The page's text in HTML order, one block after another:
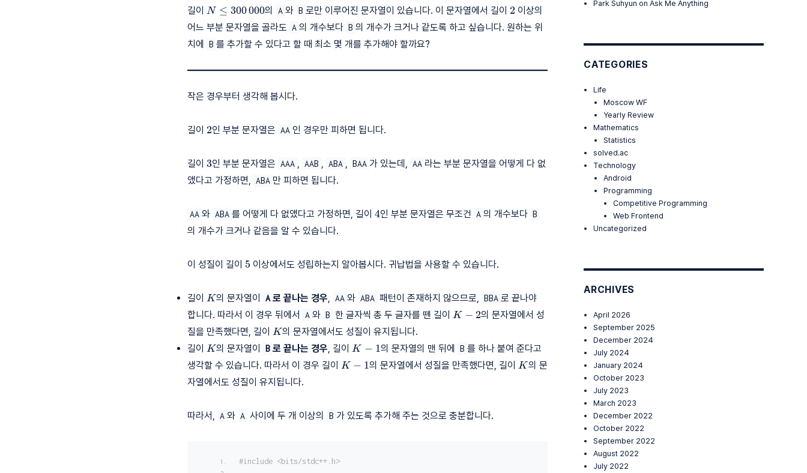
길이
N \le
300\,000
N ≤ 300000의 A 와 B 로만 이루어진 문자열이 있습니다. 이 문자열에서 길이 2
2 이상의
어느 부분 문자열을 골라도 A 의 개수보다 B 의 개수가 크거나 같도록 하고 싶습니다. 원하는 위
치에 B 를 추가할 수 있다고 할 때 최소 몇 개를 추가해야 할까요?
작은 경우부터 생각해 봅시다.
길이 2
2인 부분 문자열은 AA 인 경우만 피하면 됩니다.
길이 3
3인 부분 문자열은 AAA , AAB , ABA , BAA 가 있는데, AA 라는 부분 문자열을 어떻게 다 없
앴다고 가정하면, ABA 만 피하면 됩니다.
AA 와 ABA 를 어떻게 다 없앴다고 가정하면, 길이 4
4인 부분 문자열은 무조건 A 의 개수보다 B
의 개수가 크거나 같음을 알 수 있습니다.
이 성질이 길이 5
5 이상에서도 성립하는지 알아봅시다. 귀납법을 사용할 수 있습니다.
길이 K
K의 문자열이 A 로 끝나는 경우, AA 와 ABA 패턴이 존재하지 않으므로, BBA 로 끝나야
합니다. 따라서 이 경우 뒤에서
A 와 B 한 글자씩 총 두 글자를 뗀 길이
K-
K − 2의 문자열에서 성
질을 만족했다면, 길이
K
K의 문자열에서도 성질이 유지됩니다.
길이
K
K의 문자열이 B 로 끝나는 경우, 길이K-
K − 1의 문자열의 맨 뒤에 B 를 하나 붙여 준다고
생각할 수 있습니다. 따라서 이 경우 길이
K-
K − 1의 문자열에서 성질을 만족했다면, 길이K
K의 문
자열에서도 성질이 유지됩니다.
따라서, A 와 A 사이에 두 개 이상의 B 가 있도록 추가해 주는 것으로 충분합니다.
#include <bits/stdc++.h>
Park Suhyun onAsk Me Anything
CATEGORIES
Life
Moscow WF
Yearly Review
Mathematics
Statistics
solved.ac
Technology
Android
Programming
Competitive Programming
Web Frontend
Uncategorized
ARCHIVES
April 2026
September 2025
December 2024
July 2024
January 2024
October 2023
July 2023
March 2023
December 2022
October 2022
September 2022
August 2022
July 2022